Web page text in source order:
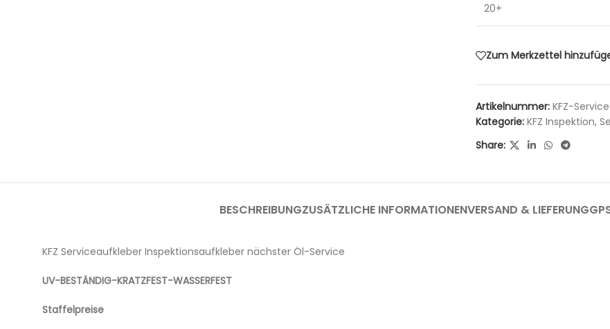
20+
Zum Merkzettel
Artikelnummer: KFZ-
Kategorie: KFZ Inspektion,
Share:
BESCHREIBUNGZUSÄTZLICHE INFORMATIONENVERSAND & LIEFERUNG
KFZ Serviceaufkleber Inspektionsaufkleber nächster Öl-Service
UV-BESTÄNDIG-KRATZFEST-WASSERFEST
Staffelpreise